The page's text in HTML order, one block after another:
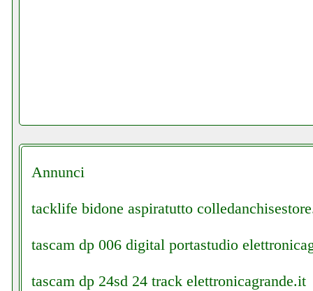
Annunci
tacklife bidone aspiratutto
tascam dp 006 digital portastudio
tascam dp 24sd 24 track elettronicagrande.it